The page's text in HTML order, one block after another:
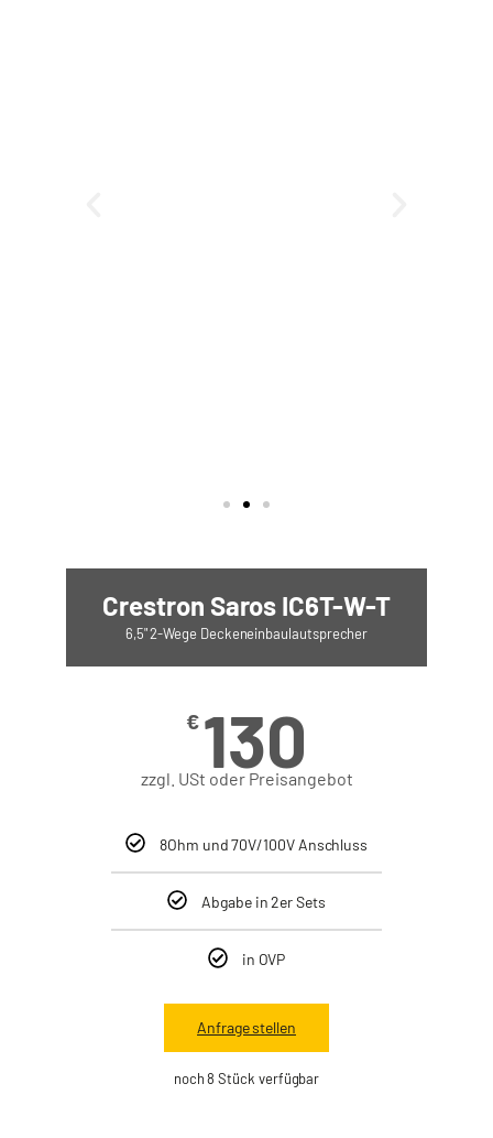
Crestron Saros IC6T-W-T
6,5" 2-Wege Deckeneinbaulautsprecher
€ 130
zzgl. USt oder Preisangebot
8Ohm und 70V/100V Anschluss
Abgabe in 2er Sets
in OVP
Anfrage stellen
noch 8 Stück verfügbar